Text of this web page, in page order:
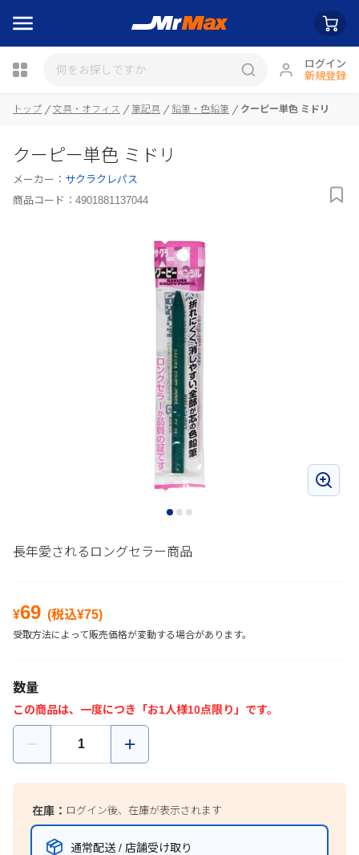
ログイン
新規登録
トップ 文具・オフィス 筆記具 鉛筆・色鉛筆 クーピー単色 ミドリ
クーピー単色 ミドリ
メーカー： サクラクレパス
商品コード： 4901881137044
長年愛されるロングセラー商品
¥69 (税込¥75)
受取方法によって販売価格が変動する場合があります。
数量
この商品は、一度につき「お1人様10点限り」です。
在庫： ログイン後、在庫が表示されます
通常配送 / 店舗受け取り